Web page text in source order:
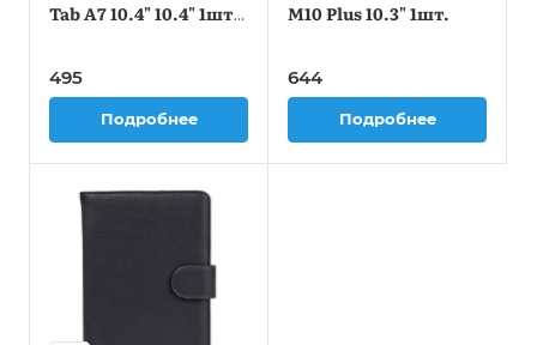
Tab A7 10.4" 10.4" 1шт.
495
Подробнее
M10 Plus 10.3" 1шт.
644
Подробнее